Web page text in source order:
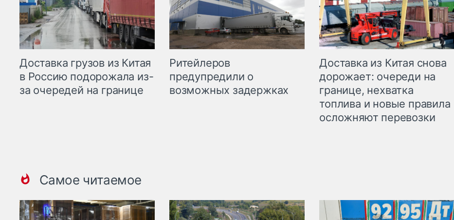
Доставка грузов из Китая
в Россию подорожала из-
за очередей на границе
Ритейлеров
предупредили о
возможных задержках
Доставка из Китая снова
дорожает: очереди на
границе, нехватка
топлива и новые правила
осложняют перевозки
Самое читаемое